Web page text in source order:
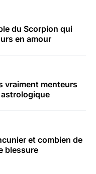
du Scorpion qui
en amour
vraiment menteurs
et combien de
blessure